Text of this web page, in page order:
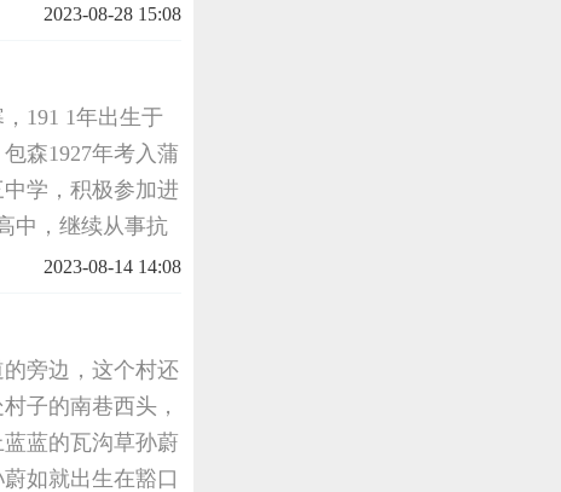
红色基因，是我们
2023-08-28 15:08
191 1年出生于
森1927年考入蒲
学，积极参加进
中，继续从事抗
区，负责恢复和发
2023-08-14 14:08
旁边，这个村还
子的南巷西头，
蓝的瓦沟草孙蔚
如就出生在豁口